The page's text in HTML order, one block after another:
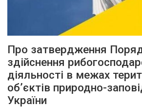
Про затвердження
здійснення
діяльності в межах
об’єктів природно-
України